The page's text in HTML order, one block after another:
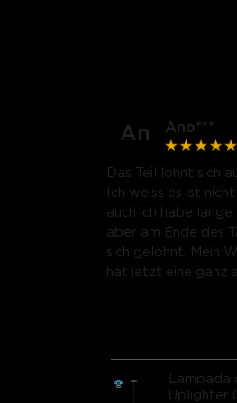
An Ano***
Das Teil lohnt sich
Ich weiss es ist
auch ich habe
aber am Ende des
sich gelohnt. Mein
hat jetzt eine ganz
Lampada
Uplighter